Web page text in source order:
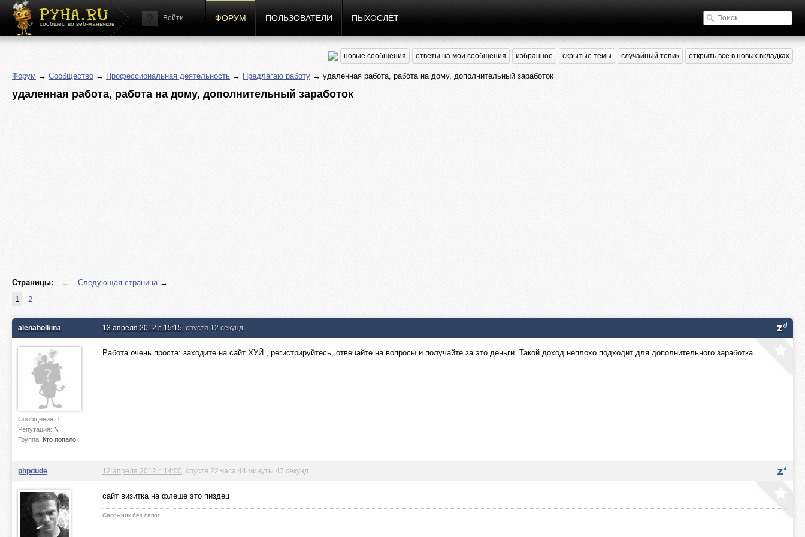
сообщество веб-маньяков
Войти ФОРУМ ПОЛЬЗОВАТЕЛИ ПЫХОСЛЁТ
новые сообщения ответы на мои сообщения избранное скрытые темы случайный топик открыть всё в новых вкладках
Форум → Сообщество → Профессиональная деятельность → Предлагаю работу → удаленная работа, работа на дому, дополнительный заработок
удаленная работа, работа на дому, дополнительный заработок
Страницы: ← Следующая страница→
1
2
alenaholkina
Сообщения: 1
Репутация: N
Группа: Кто попало
13 апреля 2012 г. 15:15 , спустя 12 секунд
Работа очень проста: заходите на сайт ХУЙ , регистрируйтесь, отвечайте на вопросы и получайте за это деньги. Такой доход неплохо подходит для дополнительного заработка.
phpdude 12 апреля 2012 г. 14:00 , спустя 22 часа 44 минуты 47 секунд
сайт визитка на флеше это пиздец
Сапожник без сапог